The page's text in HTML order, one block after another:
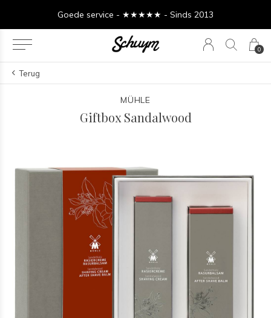
0
Goede service - ★★★★★ - Sinds 2013
Terug
MÜHLE
Giftbox Sandalwood